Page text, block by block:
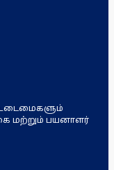
மற்றும் பயனாளர்